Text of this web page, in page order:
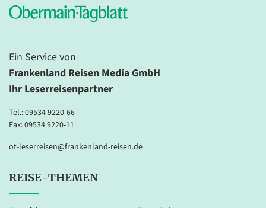
Ein Service von
Frankenland Reisen Media GmbH
Ihr Leserreisenpartner
Tel.:09534 9220-66
Fax: 09534 9220-11
ot-leserreisen@frankenland-reisen.de
REISE-THEMEN